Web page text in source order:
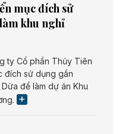
mục đích sử
khu nghỉ
ty Cổ phần Thủy Tiên
đích sử dụng gần
để làm dự án Khu